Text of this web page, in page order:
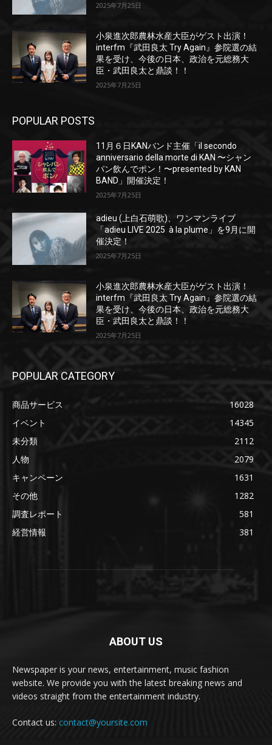
2025年7月25日
小泉進次郎農林水産大臣がゲスト出演！
interfm『武田良太 Try Again』参院選の結
果を受け、今後の日本、政治を元総務大
臣・武田良太と鼎談！！
2025年7月25日
POPULAR POSTS
11月６日KANバンド主催「il secondo
anniversario della morte di KAN 〜シャン
パン飲んでポン！〜presented by KAN
BAND」開催決定！
2025年7月25日
adieu (上白石萌歌)、ワンマンライブ
「adieu LIVE 2025 à la plume」を9月に開
催決定！
2025年7月25日
小泉進次郎農林水産大臣がゲスト出演！
interfm『武田良太 Try Again』参院選の結
果を受け、今後の日本、政治を元総務大
臣・武田良太と鼎談！！
2025年7月25日
POPULAR CATEGORY
商品サービス
16028
イベント
14345
未分類
2112
人物
2079
キャンペーン
1631
その他
1282
調査レポート
581
経営情報
381
ABOUT US
Newspaper is your news, entertainment, music fashion
website. We provide you with the latest breaking news and
videos straight from the entertainment industry.
Contact us: contact@yoursite.com